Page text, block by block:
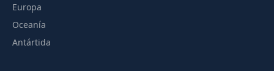
Europa
Oceanía
Antártida